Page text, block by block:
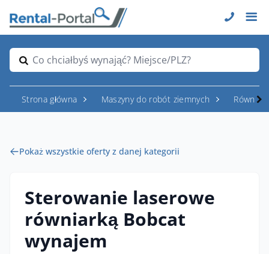
Co chciałbyś wynająć? Miejsce/PLZ?
Strona główna Maszyny do robót ziemnych
Pokaż wszystkie oferty z danej kategorii
Sterowanie laserowe
równiarką Bobcat
wynajem